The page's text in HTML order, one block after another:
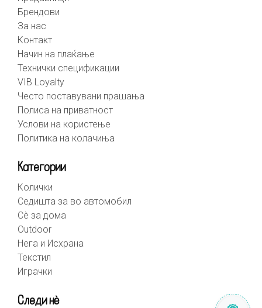
Брендови
За нас
Контакт
Начин на плаќање
Технички спецификации
VIB Loyalty
Често поставувани прашања
Полиса на приватност
Услови на користење
Политика на колачиња
Категории
Колички
Седишта за во автомобил
Сè за дома
Outdoor
Нега и Исхрана
Текстил
Играчки
Следи нè